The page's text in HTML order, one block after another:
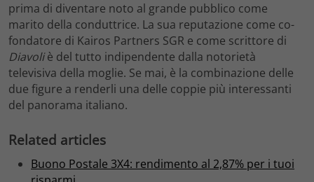
prima di diventare noto al grande pubblico come
marito della conduttrice. La sua reputazione come co-
fondatore di Kairos Partners SGR e come scrittore di
Diavoliè del tutto indipendente dalla notorietà
televisiva della moglie. Se mai, è la combinazione delle
due figure a renderli una delle coppie più interessanti
del panorama italiano.
Related articles
Buono Postale 3X4: rendimento al 2,87% per i tuoi